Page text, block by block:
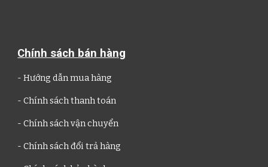
Chính sách bán hàng
- Hướng dẫn mua hàng
- Chính sách thanh toán
- Chính sách vận chuyển
- Chính sách đổi trả hàng